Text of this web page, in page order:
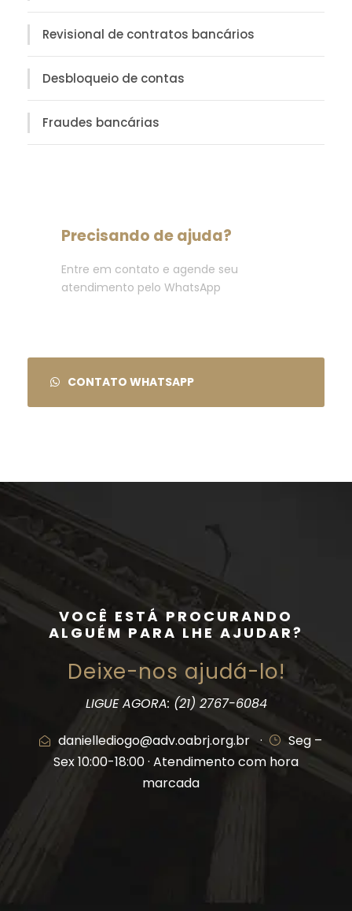
Revisional de contratos bancários
Desbloqueio de contas
Fraudes bancárias
Precisando de ajuda?
Entre em contato e agende seu
atendimento pelo WhatsApp
CONTATO WHATSAPP
VOCÊ ESTÁ PROCURANDO
ALGUÉM PARA LHE AJUDAR?
Deixe-nos ajudá-lo!
LIGUE AGORA: (21) 2767-6084
daniellediogo@adv.oabrj.org.br ·
Seg –
Sex 10:00-18:00 · Atendimento com hora
marcada